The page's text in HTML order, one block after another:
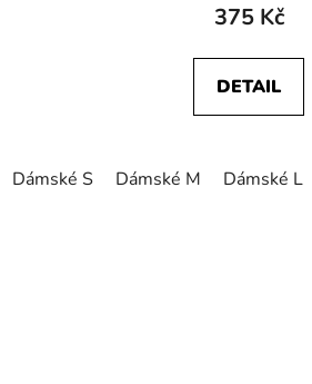
375 Kč
DETAIL
Dámské S Dámské M Dámské L